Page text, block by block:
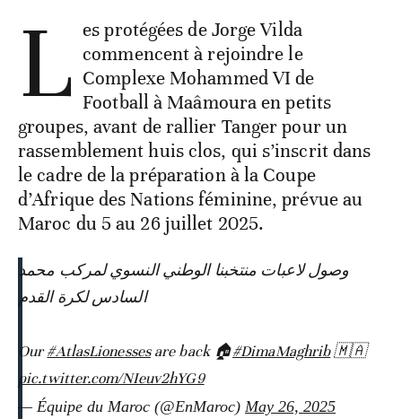
L es protégées de Jorge Vilda
commencent à rejoindre le
Complexe Mohammed VI de
Football à Maâmoura en petits
groupes, avant de rallier Tanger pour un
rassemblement huis clos, qui s’inscrit dans
le cadre de la préparation à la Coupe
d’Afrique des Nations féminine, prévue au
Maroc du 5 au 26 juillet 2025.
وصول لاعبات منتخبنا الوطني النسوي لمركب محمد
السادس لكرة القدم
Our#AtlasLionessesare back 🏠#DimaMaghrib🇲🇦
pic.twitter.com/NIeuv2hYG9
— Équipe du Maroc (@EnMaroc) May 26, 2025